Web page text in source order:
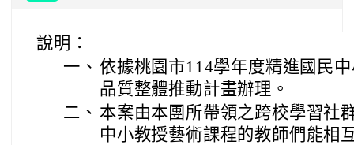
說明：
一、 依據桃園市114學年度精進國民
品質整體推動計畫辦理。
二、 本案由本團所帶領之跨校學習社
中小教授藝術課程的教師們能相